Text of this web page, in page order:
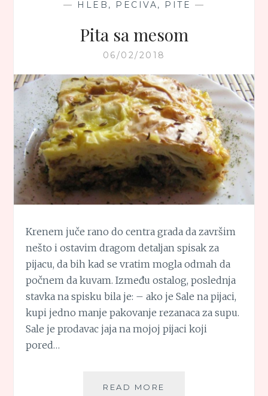
— HLEB, PECIVA, PITE —
Pita sa mesom
06/02/2018
Krenem juče rano do centra grada da završim
nešto i ostavim dragom detaljan spisak za
pijacu, da bih kad se vratim mogla odmah da
počnem da kuvam. Između ostalog, poslednja
stavka na spisku bila je: – ako je Sale na pijaci,
kupi jedno manje pakovanje rezanaca za supu.
Sale je prodavac jaja na mojoj pijaci koji
pored…
READ MORE